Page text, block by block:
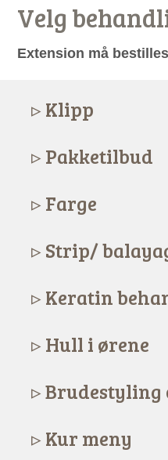
Timebestilling
Nettbutikk
Velg
Extension må
Klipp
Pakketilbud
Farge
Strip/
Keratin
Hull i ørene
Brudestyling
Kur meny